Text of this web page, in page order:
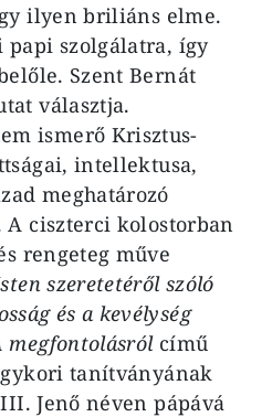
ilyen briliáns elme.
szolgálatra, így
Szent Bernát
választja.
ismerő Krisztus-
intellektusa,
meghatározó
A ciszterci kolostorban
rengeteg műve
szeretetéről szóló
és a kevélység
megfontolásrólcímű
tanítványának
Jenő néven pápává